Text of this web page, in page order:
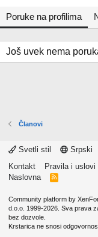
Poruke na profilima
Još uvek nema
Članovi
Svetli stil
Srpski
Kontakt
Pravila i uslovi
Naslovna
R
Community platform by
d.o.o. 1999-2026. Sva prava
bez dozvole.
Krstarica ne snosi